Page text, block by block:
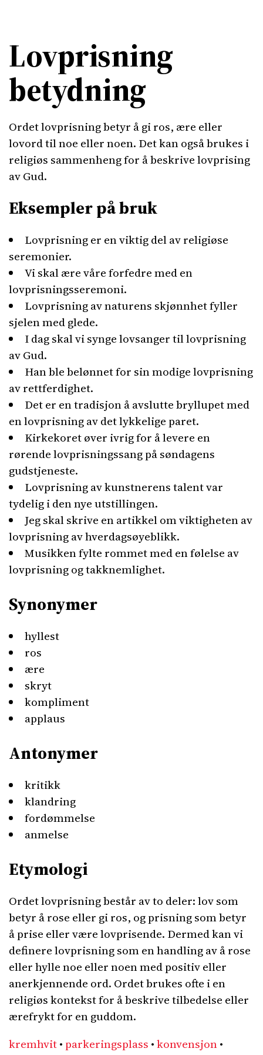
Lovprisning
betydning
Ordet lovprisning betyr å gi ros, ære eller
lovord til noe eller noen. Det kan også brukes i
religiøs sammenheng for å beskrive lovprising
av Gud.
Eksempler på bruk
Lovprisning er en viktig del av religiøse
seremonier.
Vi skal ære våre forfedre med en
lovprisningsseremoni.
Lovprisning av naturens skjønnhet fyller
sjelen med glede.
I dag skal vi synge lovsanger til lovprisning
av Gud.
Han ble belønnet for sin modige lovprisning
av rettferdighet.
Det er en tradisjon å avslutte bryllupet med
en lovprisning av det lykkelige paret.
Kirkekoret øver ivrig for å levere en
rørende lovprisningssang på søndagens
gudstjeneste.
Lovprisning av kunstnerens talent var
tydelig i den nye utstillingen.
Jeg skal skrive en artikkel om viktigheten av
lovprisning av hverdagsøyeblikk.
Musikken fylte rommet med en følelse av
lovprisning og takknemlighet.
Synonymer
hyllest
ros
ære
skryt
kompliment
applaus
Antonymer
kritikk
klandring
fordømmelse
anmelse
Etymologi
Ordet lovprisning består av to deler: lov som
betyr å rose eller gi ros, og prisning som betyr
å prise eller være lovprisende. Dermed kan vi
definere lovprisning som en handling av å rose
eller hylle noe eller noen med positiv eller
anerkjennende ord. Ordet brukes ofte i en
religiøs kontekst for å beskrive tilbedelse eller
ærefrykt for en guddom.
kremhvit•parkeringsplass •konvensjon•